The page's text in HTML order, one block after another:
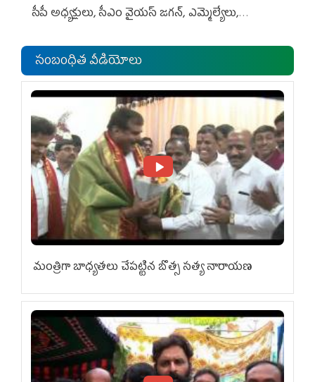
సీపీ అధ్య‌క్షులు, సీఎం వైయ‌స్ జ‌గ‌న్, ఎమ్మెల్యేలు,
సంబంధిత వీడియోలు
మంత్రిగా బాధ్యతలు చేపట్టిన బొత్స సత్య నారాయణ